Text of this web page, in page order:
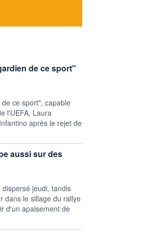
de ce sport"
ce sport", capable
l'UEFA, Laura
après le rejet de
aussi sur des
jeudi, tandis
dans le sillage du ‌rallye
d'un apaisement de